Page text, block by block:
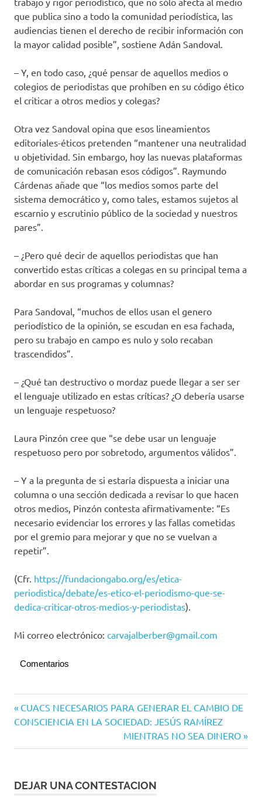
que publica sino a todo la comunidad periodística, las
audiencias tienen el derecho de recibir información con
la mayor calidad posible”, sostiene Adán Sandoval.
– Y, en todo caso, ¿qué pensar de aquellos medios o
colegios de periodistas que prohíben en su código ético
el criticar a otros medios y colegas?
Otra vez Sandoval opina que esos lineamientos
editoriales-éticos pretenden “mantener una neutralidad
u objetividad. Sin embargo, hoy las nuevas plataformas
de comunicación rebasan esos códigos”. Raymundo
Cárdenas añade que “los medios somos parte del
sistema democrático y, como tales, estamos sujetos al
escarnio y escrutinio público de la sociedad y nuestros
pares”.
– ¿Pero qué decir de aquellos periodistas que han
convertido estas críticas a colegas en su principal tema a
abordar en sus programas y columnas?
Para Sandoval, “muchos de ellos usan el genero
periodístico de la opinión, se escudan en esa fachada,
pero su trabajo en campo es nulo y solo recaban
trascendidos”.
– ¿Qué tan destructivo o mordaz puede llegar a ser ser
el lenguaje utilizado en estas críticas? ¿O debería usarse
un lenguaje respetuoso?
Laura Pinzón cree que “se debe usar un lenguaje
respetuoso pero por sobretodo, argumentos válidos”.
– Y a la pregunta de si estaría dispuesta a iniciar una
columna o una sección dedicada a revisar lo que hacen
otros medios, Pinzón contesta afirmativamente: “Es
necesario evidenciar los errores y las fallas cometidas
por el gremio para mejorar y que no se vuelvan a
repetir”.
(Cfr. https://fundaciongabo.org/es/etica-
periodistica/debate/es-etico-el-periodismo-que-se-
dedica-criticar-otros-medios-y-periodistas).
Mi correo electrónico: carvajalberber@gmail.com
Comentarios
Navegación
de
entradas
Entrada
anterior:
CUACS NECESARIOS PARA GENERAR EL CAMBIO DE
CONSCIENCIA EN LA SOCIEDAD: JESÚS RAMÍREZ
Siguiente
entrada:
MIENTRAS NO SEA DINERO
DEJAR UNA CONTESTACION